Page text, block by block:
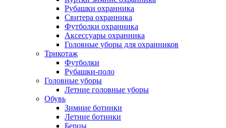
Рубашки охранника
Свитера охранника
Футболки охранника
Аксессуары охранника
Головные уборы для охранников
Трикотаж
Футболки
Рубашки-поло
Головные уборы
Летние головные уборы
Обувь
Зимние ботинки
Летние ботинки
Берцы